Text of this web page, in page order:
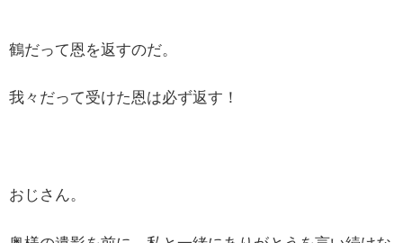
鶴だって恩を返すのだ。
我々だって受けた恩は必ず返す！
おじさん。